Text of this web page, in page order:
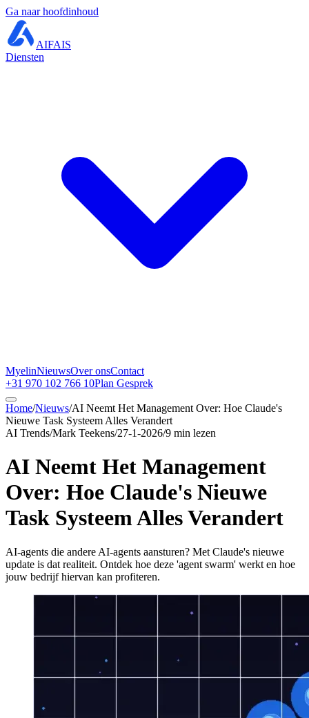
Ga naar hoofdinhoud
AIFAIS
Diensten
MyelinNieuwsOver onsContact
+31 970 102 766 10Plan Gesprek
Home/Nieuws/AI Neemt Het Management Over: Hoe Claude's
Nieuwe Task Systeem Alles Verandert
AI Trends/Mark Teekens/27-1-2026/9 min lezen
AI Neemt Het Management
Over: Hoe Claude's Nieuwe
Task Systeem Alles Verandert
AI-agents die andere AI-agents aansturen? Met Claude's nieuwe
update is dat realiteit. Ontdek hoe deze 'agent swarm' werkt en hoe
jouw bedrijf hiervan kan profiteren.